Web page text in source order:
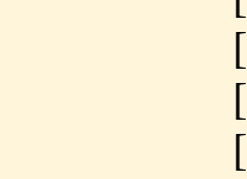
[
[
[